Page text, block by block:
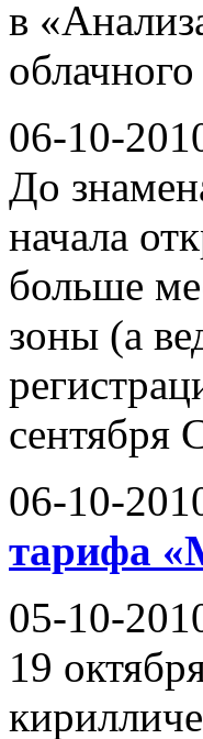
в
06-10-
До
начала
больше
зоны (а
сентября
06-10-
тарифа
05-10-
19